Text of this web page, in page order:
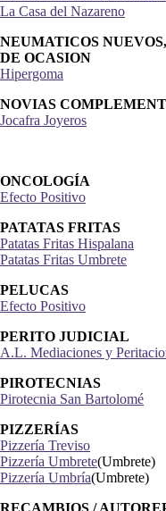
Escudos Bordados Semana
La Casa del Nazareno
NEUMATICOS
DE OCASION
Hipergoma
NOVIAS
Jocafra Joyeros
ONCOLOGÍA
Efecto Positivo
PATATAS FRITAS
Patatas Fritas Hispalana
Patatas Fritas Umbrete
PELUCAS
Efecto Positivo
PERITO JUDICIAL
A.L. Mediaciones y
PIROTECNIAS
Pirotecnia San Bartolomé
PIZZERÍAS
Pizzería Treviso
Pizzería Umbrete(Umbrete)
Pizzería Umbría(Umbrete)